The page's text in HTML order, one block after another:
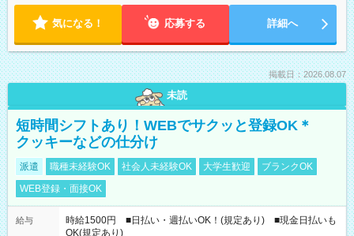
気になる！ 応募する 詳細へ
掲載日：2026.08.07
未読
短時間シフトあり！WEBでサクッと登録OK＊
クッキーなどの仕分け
派遣 職種未経験OK 社会人未経験OK 大学生歓迎
ブランクOK
WEB登録・面接OK
給与
時給1500円 ■日払い・週払いOK！(規定あり) ■現金日払いも
OK(規定あり)